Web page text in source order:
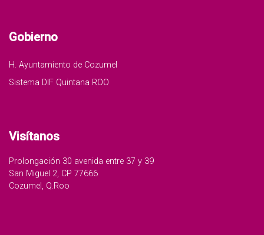
Gobierno
H. Ayuntamiento de Cozumel
Sistema DIF Quintana ROO
Visítanos
Prolongación 30 avenida entre 37 y 39
San Miguel 2, CP 77666
Cozumel, Q.Roo